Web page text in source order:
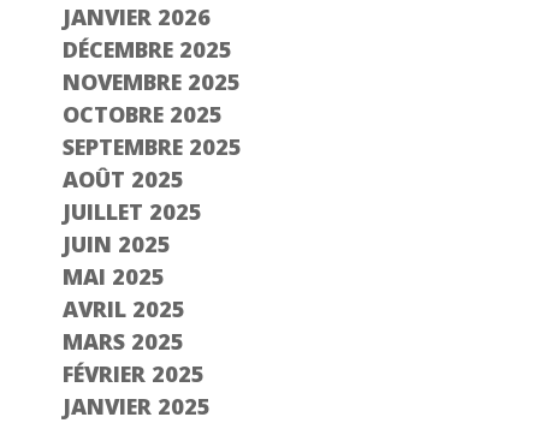
JANVIER 2026
DÉCEMBRE 2025
NOVEMBRE 2025
OCTOBRE 2025
SEPTEMBRE 2025
AOÛT 2025
JUILLET 2025
JUIN 2025
MAI 2025
AVRIL 2025
MARS 2025
FÉVRIER 2025
JANVIER 2025